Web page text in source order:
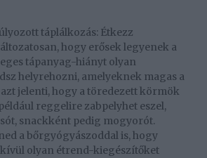
táplálkozás: Étkezz
hogy erősek legyenek a
tápanyag-hiányt olyan
helyrehozni, amelyeknek magas a
jelenti, hogy a töredezett körmök
reggelire zabpelyhet eszel,
snackként pedig mogyorót.
a bőrgyógyászoddal is, hogy
olyan étrend-kiegészítőket